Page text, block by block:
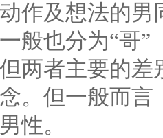
作及想法的男
般也分为“哥”
两者主要的
。但一般而
性。